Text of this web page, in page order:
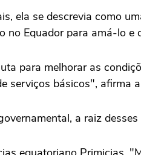
ela se descrevia como
no Equador para amá-lo e
para melhorar as
serviços básicos", afirma
a raiz